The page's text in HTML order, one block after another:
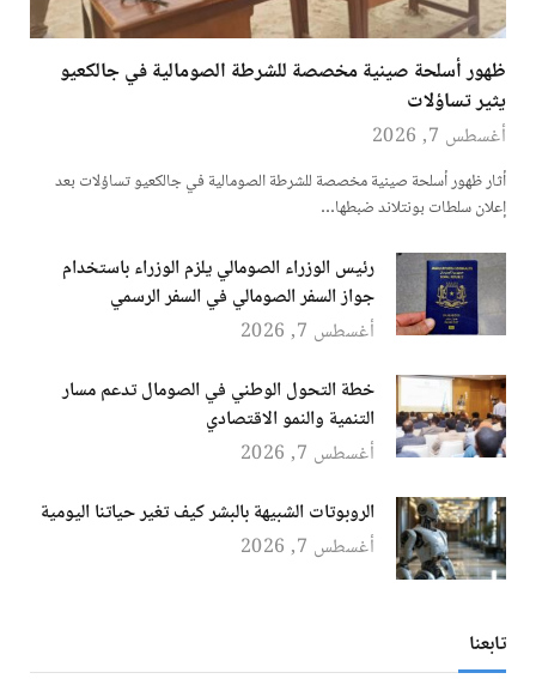
ظهور أسلحة صينية مخصصة للشرطة الصومالية في جالكعيو
يثير تساؤلات
أغسطس 7, 2026
أثار ظهور أسلحة صينية مخصصة للشرطة الصومالية في جالكعيو تساؤلات بعد
إعلان سلطات بونتلاند ضبطها…
رئيس الوزراء الصومالي يلزم الوزراء باستخدام
جواز السفر الصومالي في السفر الرسمي
أغسطس 7, 2026
خطة التحول الوطني في الصومال تدعم مسار
التنمية والنمو الاقتصادي
أغسطس 7, 2026
الروبوتات الشبيهة بالبشر كيف تغير حياتنا اليومية
أغسطس 7, 2026
تابعنا